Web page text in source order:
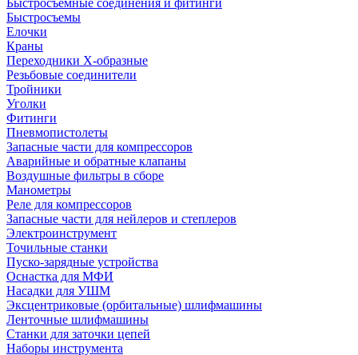
Быстросъемные соединения и фитинги
Быстросъемы
Елочки
Краны
Переходники Х-образные
Резьбовые соединители
Тройники
Уголки
Фитинги
Пневмопистолеты
Запасные части для компрессоров
Аварийные и обратные клапаны
Воздушные фильтры в сборе
Манометры
Реле для компрессоров
Запасные части для нейлеров и степлеров
Электроинструмент
Точильные станки
Пуско-зарядные устройства
Оснастка для МФИ
Насадки для УШМ
Эксцентриковые (орбитальные) шлифмашины
Ленточные шлифмашины
Станки для заточки цепей
Наборы инструмента